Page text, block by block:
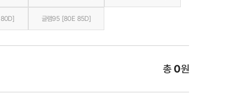
글램95 [80E 85D]
총 0원